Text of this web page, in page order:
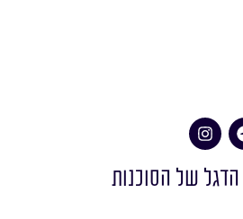
הדגל של הסוכנות